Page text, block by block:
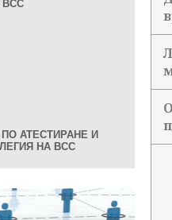
ВСС
АТЕСТИРАНЕ И
НА ВСС